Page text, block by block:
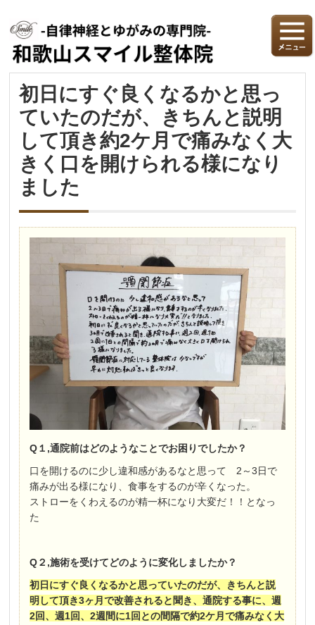
初日にすぐ良くなるかと思っ
ていたのだが、きちんと説明
して頂き約2ケ月で痛みなく大
きく口を開けられる様になり
ました
Q１,通院前はどのようなことでお困りでしたか？
口を開けるのに少し違和感があるなと思って 2～3日で
痛みが出る様になり、食事をするのが辛くなった。
ストローをくわえるのが精一杯になり大変だ！！となっ
た
Q２,施術を受けてどのように変化しましたか？
初日にすぐ良くなるかと思っていたのだが、きちんと説
明して頂き3ヶ月で改善されると聞き、通院する事に、週
2回、週1回、2週間に1回との間隔で約2ケ月で痛みなく大